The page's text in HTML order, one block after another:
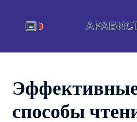
способы